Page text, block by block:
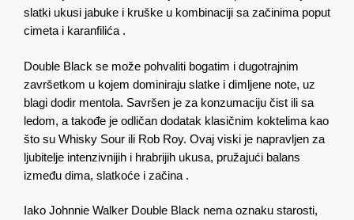
slatki ukusi jabuke i kruške u kombinaciji sa začinima poput
cimeta i karanfilića​ .
Double Black se može pohvaliti bogatim i dugotrajnim
završetkom u kojem dominiraju slatke i dimljene note, uz
blagi dodir mentola. Savršen je za konzumaciju čist ili sa
ledom, a takođe je odličan dodatak klasičnim koktelima kao
što su Whisky Sour ili Rob Roy. Ovaj viski je napravljen za
ljubitelje intenzivnijih i hrabrijih ukusa, pružajući balans
između dima, slatkoće i začina​ ​.
Iako Johnnie Walker Double Black nema oznaku starosti,